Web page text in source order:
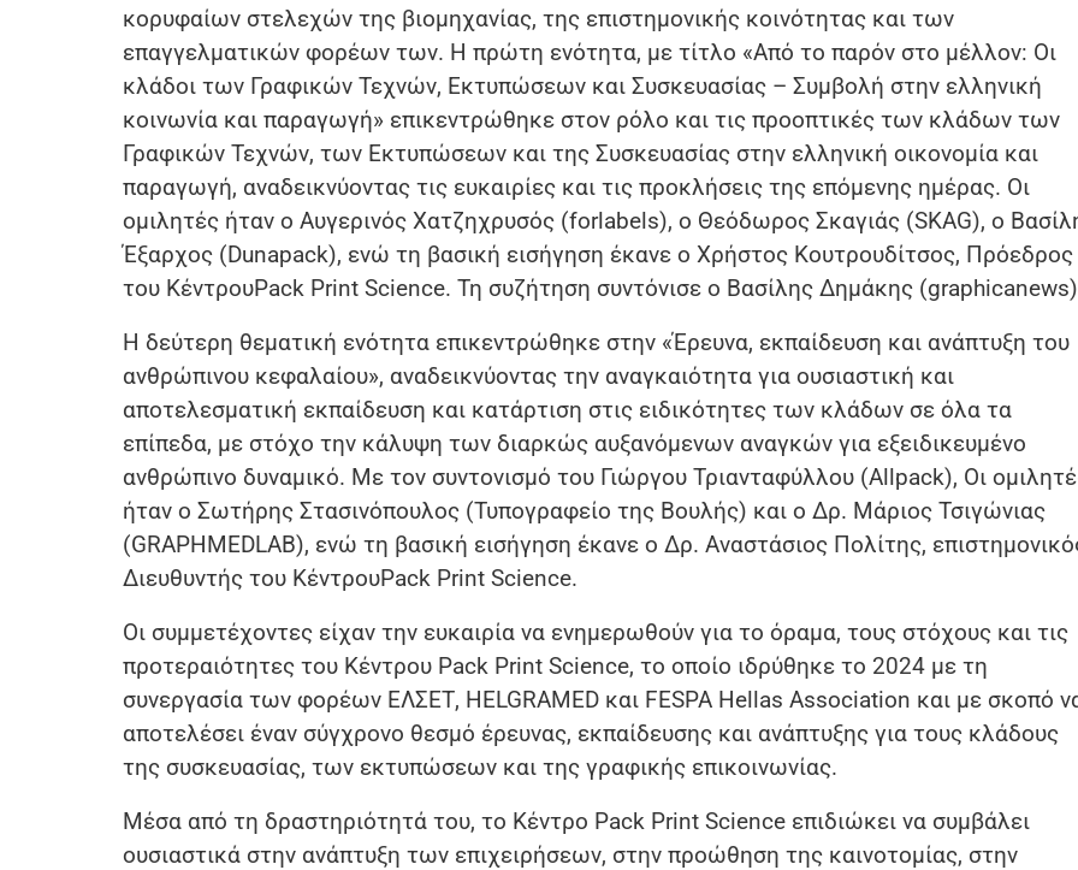
κορυφαίων στελεχών της βιομηχανίας, της επιστημονικής κοινότητας και των
επαγγελματικών φορέων των. Η πρώτη ενότητα, με τίτλο «Από το παρόν στο μέλλον: Οι
κλάδοι των Γραφικών Τεχνών, Εκτυπώσεων και Συσκευασίας – Συμβολή στην ελληνική
κοινωνία και παραγωγή» επικεντρώθηκε στον ρόλο και τις προοπτικές των κλάδων των
Γραφικών Τεχνών, των Εκτυπώσεων και της Συσκευασίας στην ελληνική οικονομία και
παραγωγή, αναδεικνύοντας τις ευκαιρίες και τις προκλήσεις της επόμενης ημέρας. Οι
ομιλητές ήταν ο Αυγερινός Χατζηχρυσός (forlabels), ο Θεόδωρος Σκαγιάς (SKAG), ο
Έξαρχος (Dunapack), ενώ τη βασική εισήγηση έκανε ο Χρήστος Κουτρουδίτσος, Πρόεδρος
του ΚέντρουPack Print Science. Τη συζήτηση συντόνισε ο Βασίλης Δημάκης
Η δεύτερη θεματική ενότητα επικεντρώθηκε στην «Έρευνα, εκπαίδευση και ανάπτυξη του
ανθρώπινου κεφαλαίου», αναδεικνύοντας την αναγκαιότητα για ουσιαστική και
αποτελεσματική εκπαίδευση και κατάρτιση στις ειδικότητες των κλάδων σε όλα τα
επίπεδα, με στόχο την κάλυψη των διαρκώς αυξανόμενων αναγκών για εξειδικευμένο
ανθρώπινο δυναμικό. Με τον συντονισμό του Γιώργου Τριανταφύλλου (Allpack), Οι
ήταν ο Σωτήρης Στασινόπουλος (Τυπογραφείο της Βουλής) και ο Δρ. Μάριος Τσιγώνιας
(GRAPHMEDLAB), ενώ τη βασική εισήγηση έκανε ο Δρ. Αναστάσιος Πολίτης,
Διευθυντής του ΚέντρουPack Print Science.
Οι συμμετέχοντες είχαν την ευκαιρία να ενημερωθούν για το όραμα, τους στόχους και τις
προτεραιότητες του Κέντρου Pack Print Science, το οποίο ιδρύθηκε το 2024 με τη
συνεργασία των φορέων ΕΛΣΕΤ, HELGRAMED και FESPA Hellas Association και με σκοπό
αποτελέσει έναν σύγχρονο θεσμό έρευνας, εκπαίδευσης και ανάπτυξης για τους κλάδους
της συσκευασίας, των εκτυπώσεων και της γραφικής επικοινωνίας.
Μέσα από τη δραστηριότητά του, το Κέντρο Pack Print Science επιδιώκει να συμβάλει
ουσιαστικά στην ανάπτυξη των επιχειρήσεων, στην προώθηση της καινοτομίας, στην